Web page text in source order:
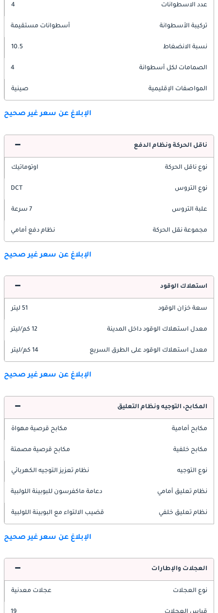
عدد الاسطوانات 4
تركيبة الأسطوانة أسطوانات مستقيمة
نسبة الانضغاط 10.5
الصمامات لكل أسطوانة 4
المواصفات الإقليمية صينية
الإبلاغ عن سعر غير صحيح
ناقل الحركة ونظام الدفع
نوع ناقل الحركة اوتوماتيك
نوع التروس DCT
علبة التروس 7 سرعة
مجموعة نقل الحركة نظام دفع أمامي
الإبلاغ عن سعر غير صحيح
استهلاك الوقود
سعة خزان الوقود 51 ليتر
معدل استهلاك الوقود داخل المدينة 12 كم/ليتر
معدل استهلاك الوقود على الطرق السريع 14 كم/ليتر
الإبلاغ عن سعر غير صحيح
المكابح، التوجيه ونظام التعليق
مكابح أمامية مكابح قرصية مهواة
مكابح خلفية مكابح قرصية مصمتة
نوع التوجيه نظام تعزيز التوجيه الكهربائي
نظام تعليق أمامي دعامة ماكفرسون للبوبينة اللولبية
نظام تعليق خلفي قضيب الالتواء مع البوبينة اللولبية
الإبلاغ عن سعر غير صحيح
العجلات والإطارات
نوع العجلات عجلات معدنية